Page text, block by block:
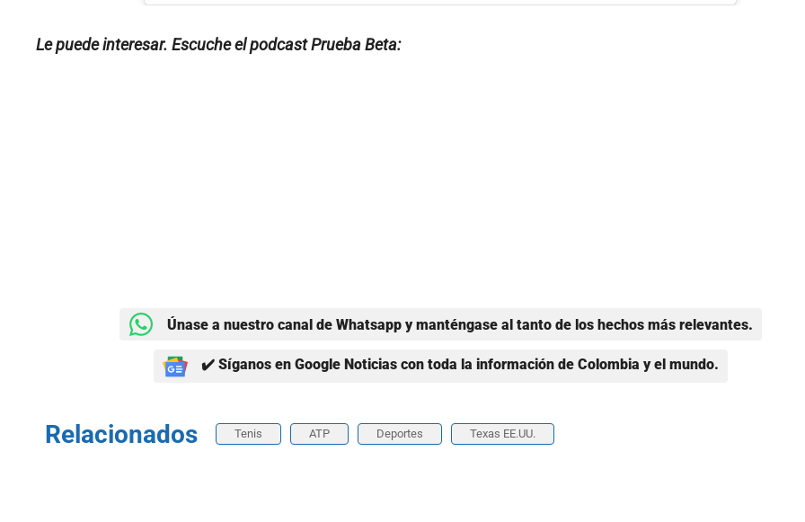
Le puede interesar. Escuche el podcast Prueba Beta:
Únase a nuestro canal de Whatsapp y manténgase al tanto de los hechos más relevantes.
✔️ Síganos en Google Noticias con toda la información de Colombia y el mundo.
Relacionados Tenis ATP Deportes Texas EE.UU.